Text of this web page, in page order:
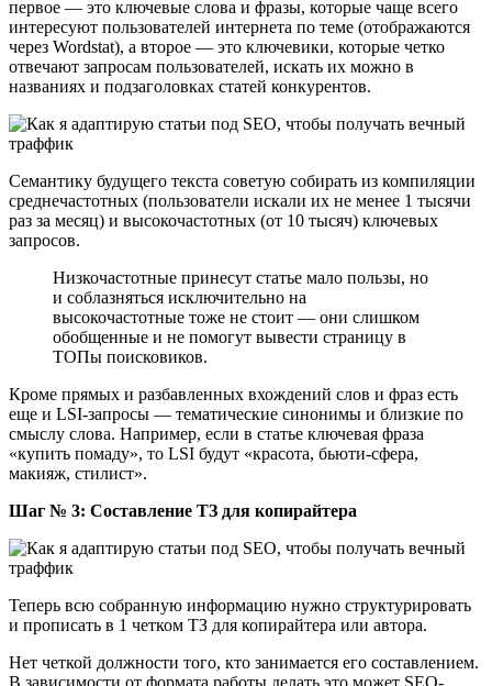
первое ― это ключевые слова и фразы, которые чаще всего
интересуют пользователей интернета по теме (отображаются
через Wordstat), а второе ― это ключевики, которые четко
отвечают запросам пользователей, искать их можно в
названиях и подзаголовках статей конкурентов.
Семантику будущего текста советую собирать из компиляции
среднечастотных (пользователи искали их не менее 1 тысячи
раз за месяц) и высокочастотных (от 10 тысяч) ключевых
запросов.
Низкочастотные принесут статье мало пользы, но
и соблазняться исключительно на
высокочастотные тоже не стоит ― они слишком
обобщенные и не помогут вывести страницу в
ТОПы поисковиков.
Кроме прямых и разбавленных вхождений слов и фраз есть
еще и LSI-запросы ― тематические синонимы и близкие по
смыслу слова. Например, если в статье ключевая фраза
«купить помаду», то LSI будут «красота, бьюти-сфера,
макияж, стилист».
Шаг № 3: Составление ТЗ для копирайтера
Теперь всю собранную информацию нужно структурировать
и прописать в 1 четком ТЗ для копирайтера или автора.
Нет четкой должности того, кто занимается его составлением.